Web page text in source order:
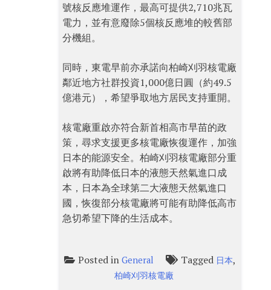
號核反應堆運作，最高可提供2,710兆瓦
電力，並有意廢除5個核反應堆的較舊部
分機組。
同時，東電早前亦承諾向柏崎刈羽核電廠
鄰近地方社群投資1,000億日圓（約49.5
億港元），希望爭取地方居民支持重開。
核電廠重啟亦符合新首相高市早苗的政
策，尋求支援更多核電廠恢復運作，加強
日本的能源安全。柏崎刈羽核電廠部分重
啟將有助降低日本的液態天然氣進口成
本，日本為全球第二大液態天然氣進口
國，恢復部分核電廠將可能有助降低高市
急切希望下降的生活成本。
Posted inGeneral Tagged 日本,
柏崎刈羽核電廠